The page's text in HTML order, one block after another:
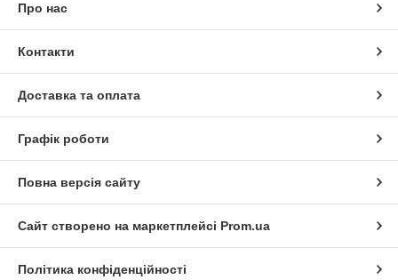
Про нас
Контакти
Доставка та оплата
Графік роботи
Повна версія сайту
Сайт створено на маркетплейсі Prom.ua
Політика конфіденційності